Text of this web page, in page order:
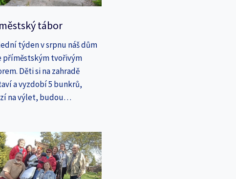
tábor
týden v srpnu náš dům
příměstským tvořivým
Děti si na zahradě
a vyzdobí 5 bunkrů,
na výlet, budou…